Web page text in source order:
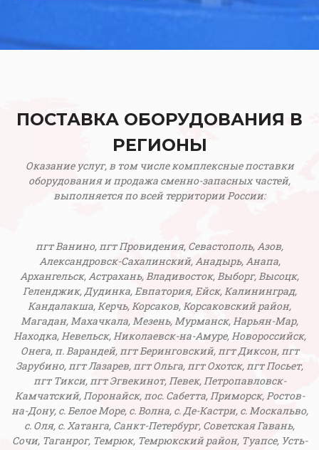
ПОСТАВКА ОБОРУДОВАНИЯ В
РЕГИОНЫ
Оказание услуг, в том числе комплексные поставки
оборудования и продажа сменно-запасных частей,
выполняется по всей территории России:
пгт Ванино, пгт Провидения, Севастополь, Азов,
Александровск-Сахалинский, Анадырь, Анапа,
Архангельск, Астрахань, Владивосток, Выборг, Высоцк,
Геленджик, Дудинка, Евпатория, Ейск, Калининград,
Кандалакша, Керчь, Корсаков, Корсаковский район,
Магадан, Махачкала, Мезень, Мурманск, Нарьян-Мар,
Находка, Невельск, Николаевск-на-Амуре, Новороссийск,
Онега, п. Варандей, пгт Беринговский, пгт Диксон, пгт
Зарубино, пгт Лазарев, пгт Ольга, пгт Охотск, пгт Посьет,
пгт Тикси, пгт Эгвекинот, Певек, Петропавловск-
Камчатский, Поронайск, пос. Сабетта, Приморск, Ростов-
на-Дону, с. Белое Море, с. Волна, с. Де-Кастри, с. Москальво,
с. Оля, с. Хатанга, Санкт-Петербург, Советская Гавань,
Сочи, Таганрог, Темрюк, Темрюкский район, Туапсе, Усть-